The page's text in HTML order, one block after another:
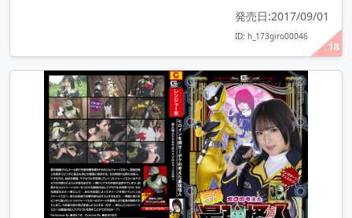
18
発売日:2017/09/01
ID: h_173giro00046